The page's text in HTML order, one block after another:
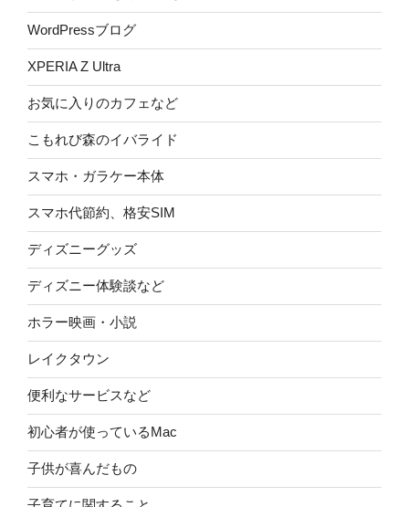
WordPressブログ
XPERIA Z Ultra
お気に入りのカフェなど
こもれび森のイバライド
スマホ・ガラケー本体
スマホ代節約、格安SIM
ディズニーグッズ
ディズニー体験談など
ホラー映画・小説
レイクタウン
便利なサービスなど
初心者が使っているMac
子供が喜んだもの